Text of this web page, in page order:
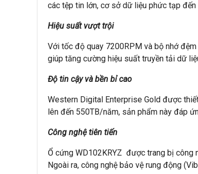
các tệp tin lớn, cơ sở dữ liệu phức tạp
Hiệu suất vượt trội
Với tốc độ quay 7200RPM và bộ nhớ
giúp tăng cường hiệu suất truyền tải dữ
Độ tin cậy và bền bỉ cao
Western Digital Enterprise Gold được
lên đến 550TB/năm, sản phẩm này đáp
Công nghệ tiên tiến
Ổ cứng WD102KRYZ được trang bị công
Ngoài ra, công nghệ bảo vệ rung động